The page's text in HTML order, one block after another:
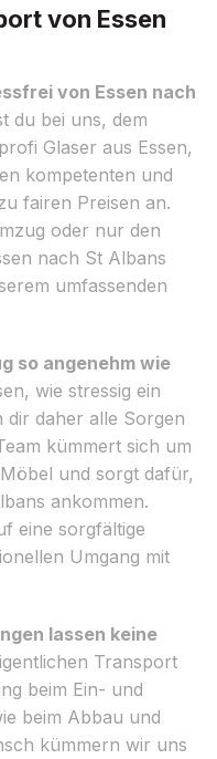
von Essen
von Essen nach
du bei uns, dem
Glaser aus Essen,
kompetenten und
fairen Preisen an.
oder nur den
nach St Albans
umfassenden
so angenehm wie
wie stressig ein
dir daher alle Sorgen
kümmert sich um
und sorgt dafür,
ankommen.
eine sorgfältige
Umgang mit
lassen keine
Transport
beim Ein- und
beim Abbau und
kümmern wir uns